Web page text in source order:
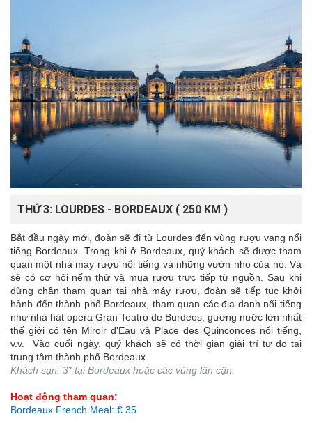
THỨ 3: LOURDES - BORDEAUX ( 250 KM )
Bắt đầu ngày mới, đoàn sẽ đi từ Lourdes đến vùng rượu vang nổi
tiếng Bordeaux. Trong khi ở Bordeaux, quý khách sẽ được tham
quan một nhà máy rượu nổi tiếng và những vườn nho của nó. Và
sẽ có cơ hội nếm thử và mua rượu trực tiếp từ nguồn. Sau khi
dừng chân tham quan tại nhà máy rượu, đoàn sẽ tiếp tục khởi
hành đến thành phố Bordeaux, tham quan các địa danh nổi tiếng
như nhà hát opera Gran Teatro de Burdeos, gương nước lớn nhất
thế giới có tên Miroir d'Eau và Place des Quinconces nổi tiếng,
v.v. Vào cuối ngày, quý khách sẽ có thời gian giải trí tự do tại
trung tâm thành phố Bordeaux.
Khách sạn: 3* tại Bordeaux hoặc các vùng lân cận.
Hoạt động tham quan:
Bordeaux French Meal: € 35